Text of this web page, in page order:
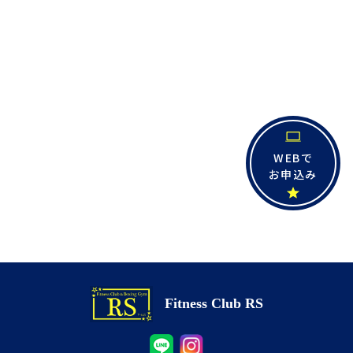
WEBで
お申込み
Fitness Club RS